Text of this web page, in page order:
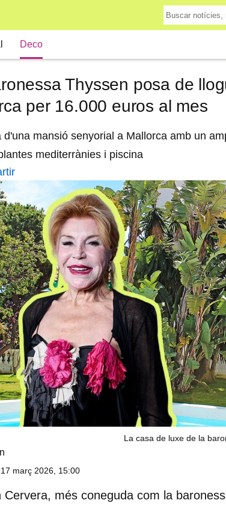
Deco
Thyssen posa de
per 16.000 euros al mes
d'una mansió senyorial a Mallorca amb un
mediterrànies i piscina
La casa de luxe de la
17 març 2026, 15:00
Cervera, més coneguda com la